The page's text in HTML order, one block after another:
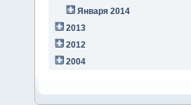
Января 2014
2013
2012
2004